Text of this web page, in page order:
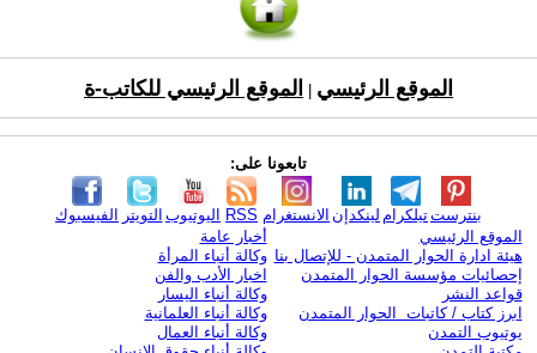
الموقع الرئيسي الموقع الرئيسي للكاتب-ة
تابعونا على:
الفيسبوك التويتر اليوتيوب RSS الانستغرام لينكدإن تيلكرامبنترست
الموقع الرئيسي
هيئة ادارة الحوار المتمدن - للإتصال بنا
إحصائيات مؤسسة الحوار المتمدن
قواعد النشر
ابرز كتاب / كاتبات الحوار المتمدن
يوتيوب التمدن
أخبار عامة
وكالة أنباء المرأة
اخبار الأدب والفن
وكالة أنباء اليسار
وكالة أنباء العلمانية
وكالة أنباء العمال